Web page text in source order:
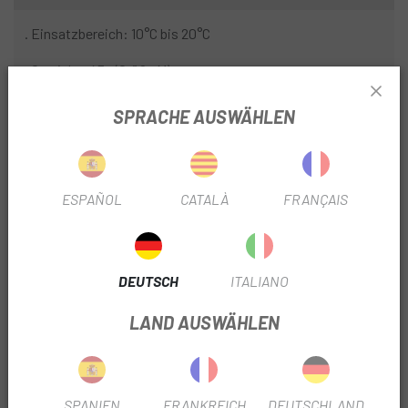
. Einsatzbereich: 10°C bis 20°C
. Gewicht: 43g (Größe M)
und flachen Nähten zur Vermeidung von Scheuerstellen.
Vergleich zu ihrem geringen Gewicht großen Komfort und
Das obere Silikonband bietet eine bessere Haftung um den
SPRACHE AUSWÄHLEN
ESPAÑOL CATALÀ FRANÇAIS
DEUTSCH ITALIANO
LAND AUSWÄHLEN